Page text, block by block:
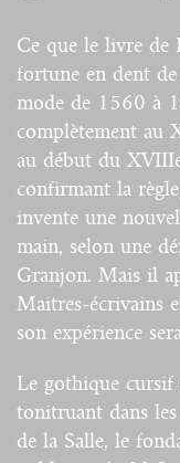
Ce que le livre de
fortune en dent
mode de 1560 à
complètement au
au début du
confirmant la
invente une
main, selon une
Granjon. Mais il
Maitres-écrivains
son expérience
Le gothique cursif
tonitruant dans les
de la Salle, le